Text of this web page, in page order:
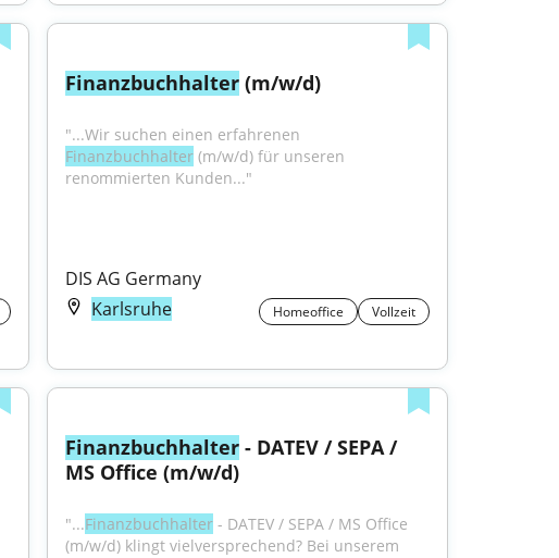
Finanzbuchhalter (m/w/d)
Finanzbuchhalter (m/w/d) für unseren
renommierten Kunden..."
DIS AG Germany
Karlsruhe
Homeoffice Vollzeit
Finanzbuchhalter - DATEV / SEPA /
MS Office (m/w/d)
"...Finanzbuchhalter - DATEV / SEPA / MS Office
(m/w/d) klingt vielversprechend? Bei unserem